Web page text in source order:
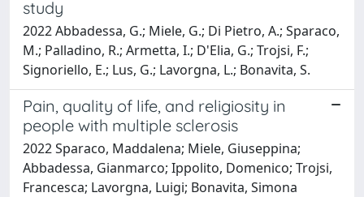
study
2022 Abbadessa, G.; Miele, G.; Di Pietro, A.; Sparaco,
M.; Palladino, R.; Armetta, I.; D'Elia, G.; Trojsi, F.;
Signoriello, E.; Lus, G.; Lavorgna, L.; Bonavita, S.
Pain, quality of life, and religiosity in
people with multiple sclerosis
2022 Sparaco, Maddalena; Miele, Giuseppina;
Abbadessa, Gianmarco; Ippolito, Domenico; Trojsi,
Francesca; Lavorgna, Luigi; Bonavita, Simona